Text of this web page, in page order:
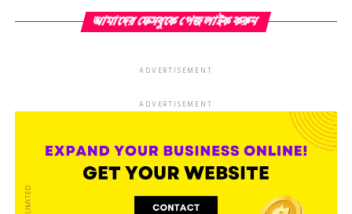
আমাদের ফেসবুকে পেজ লাইক করুন
ADVERTISEMENT
ADVERTISEMENT